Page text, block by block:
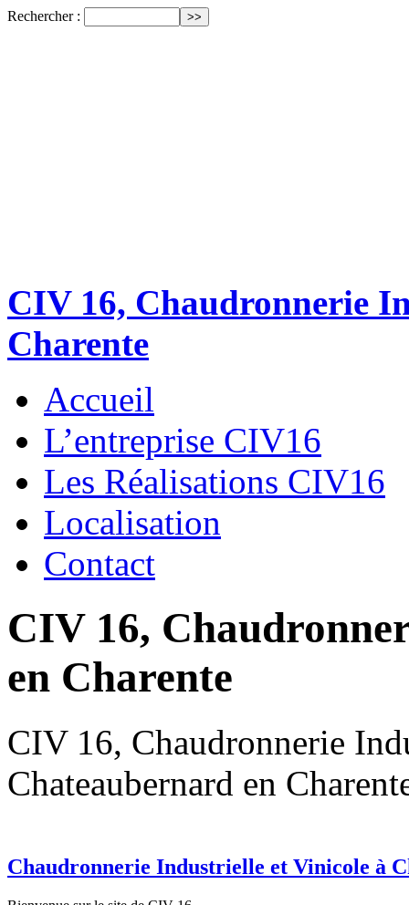
Rechercher :
CIV 16, Chaudronnerie
Charente
Accueil
L’entreprise CIV16
Les Réalisations CIV16
Localisation
Contact
CIV 16,
en Charente
CIV 16, Chaudronnerie
Chateaubernard en
Chaudronnerie Industrielle et Vinicole à